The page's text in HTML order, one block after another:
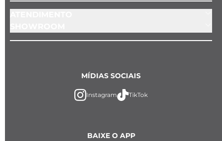
BAIXE O APP
MÍDIAS SOCIAIS
Instagram TikTok